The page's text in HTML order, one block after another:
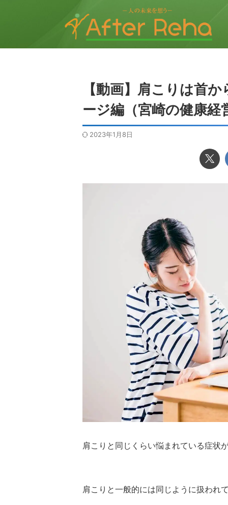
【動画】肩こりは首
ージ編（宮崎の健康経
2023年1月8日
肩こりと同じくらい悩まれている症状
肩こりと一般的には同じように扱われ